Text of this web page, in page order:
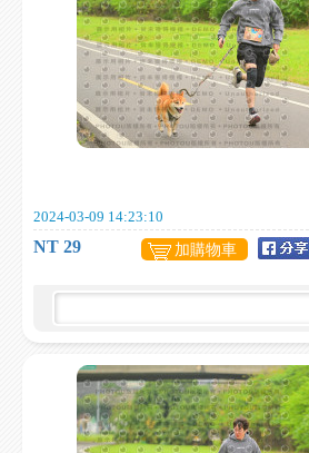
2024-03-09 14:23:10
NT 29 加購物車